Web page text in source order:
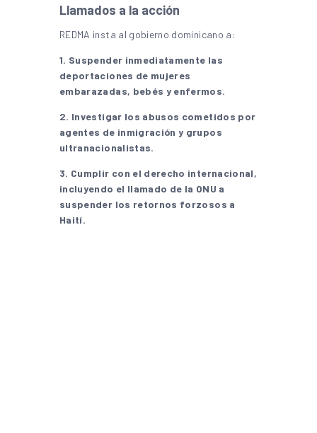
Llamados a la acción
REDMA insta al gobierno dominicano a:
1. Suspender inmediatamente las
deportaciones de mujeres
embarazadas, bebés y enfermos.
2. Investigar los abusos cometidos por
agentes de inmigración y grupos
ultranacionalistas.
3. Cumplir con el derecho internacional,
incluyendo el llamado de la ONU a
suspender los retornos forzosos a
Haití.